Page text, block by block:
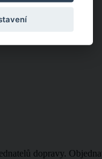
dopravy.